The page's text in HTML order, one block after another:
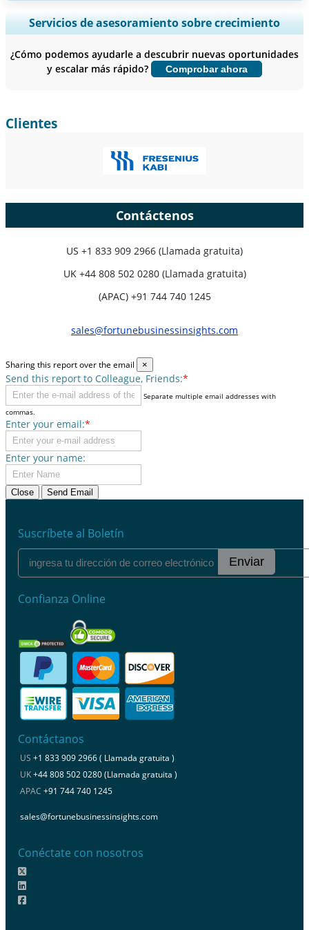
Ampliar la cobertura regional y por país, Análisis de segmentos,
Perfiles de empresas, Benchmarking competitivo, e información
Personalizar ahora
Servicios de asesoramiento sobre crecimiento
¿Cómo podemos ayudarle a descubrir nuevas oportunidades
y escalar más rápido?
Comprobar ahora
Clientes
Contáctenos
US +1 833 909 2966 (Llamada gratuita)
UK +44 808 502 0280 (Llamada gratuita)
(APAC) +91 744 740 1245
sales@fortunebusinessinsights.com
Sharing this report over the email ×
Send this report to Colleague, Friends:*
Separate multiple email addresses with
commas.
Enter your email:*
Enter your name:
Close Send Email
Suscríbete al Boletín
Enviar
Confianza Online
Contáctanos
US +1 833 909 2966 ( Llamada gratuita )
UK+44 808 502 0280 (Llamada gratuita )
APAC +91 744 740 1245
sales@fortunebusinessinsights.com
Conéctate con nosotros